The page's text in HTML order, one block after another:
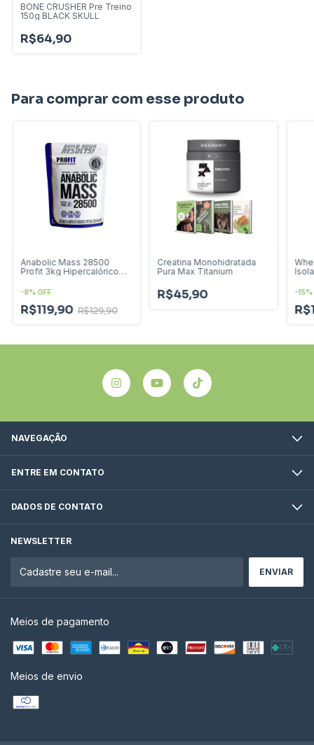
BONE CRUSHER Pre Treino
150g BLACK SKULL
R$64,90
Para comprar com esse produto
Anabolic Mass 28500
Profit 3kg Hipercalórico
-8%OFF
R$119,90 R$129,90
Creatina Monohidratada
Pura Max Titanium
R$45,90 -15%
NAVEGAÇÃO
ENTRE EM CONTATO
DADOS DE CONTATO
NEWSLETTER
Meios de pagamento
Meios de envio